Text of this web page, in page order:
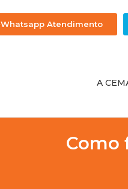
Whatsapp Atendimento
A
Como